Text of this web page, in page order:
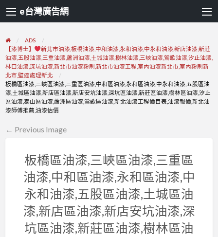
e台灣廣告網
ADS
【漆博士】
新北市油漆,板橋油漆,中和油漆,永和油漆,中永和油漆,新店油漆,新莊
油漆,五股油漆,三重油漆,蘆洲油漆,土城油漆,樹林油漆,三峽油漆,鶯歌油漆,汐止油漆,
林口油漆,深坑油漆,新北市油漆粉刷,新北市油漆工程,室內油漆新北市,室內粉刷新
北市,壁癌處理新北
板橋區油漆,三峽區油漆,三重區油漆,中和區油漆,永和區油漆,中永和油漆,五股區油
漆,土城區油漆,新店區油漆,新店安坑油漆,深坑區油漆,新莊區油漆,樹林區油漆,汐止
區油漆,泰山區油漆,蘆洲區油漆,鶯歌區油漆,新北油漆工程價目表,油漆報價,新北油
漆師傅推薦,油漆估價
← Previous Image
板橋區油漆,三峽區油漆,三重區
油漆,中和區油漆,永和區油漆,中
永和油漆,五股區油漆,土城區油
漆,新店區油漆,新店安坑油漆,深
坑區油漆,新莊區油漆,樹林區油